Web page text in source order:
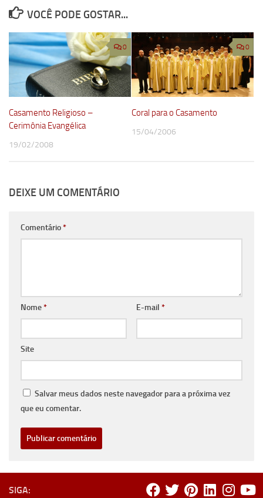
VOCÊ PODE GOSTAR...
0
Casamento Religioso –
Cerimônia Evangélica
19/02/2008
0
Coral para o Casamento
15/04/2006
DEIXE UM COMENTÁRIO
Comentário*
Nome* E-mail *
Site
Salvar meus dados neste navegador para a próxima vez
que eu comentar.
SIGA: